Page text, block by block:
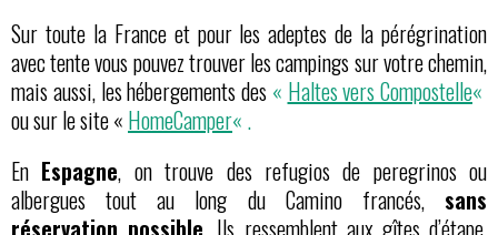
Sur toute la France et pour les adeptes de la pérégrination
avec tente vous pouvez trouver les campings sur votre chemin,
mais aussi, les hébergements des « Haltes vers Compostelle«
ou sur le site « HomeCamper« .
En Espagne, on trouve des refugios de peregrinos ou
albergues tout au long du Camino francés, sans
réservation possible. Ils ressemblent aux gîtes d’étape,